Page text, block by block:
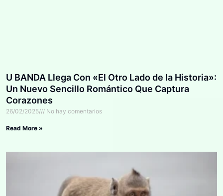
U BANDA Llega Con «El Otro Lado de la Historia»:
Un Nuevo Sencillo Romántico Que Captura
Corazones
26/02/2025 No hay comentarios
Read More »